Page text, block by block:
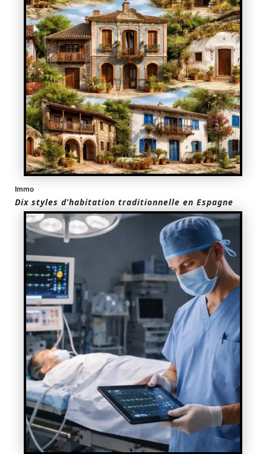
Immo
Dix styles d’habitation traditionnelle en Espagne